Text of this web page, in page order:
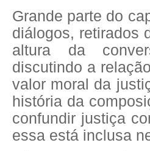
Grande parte do
diálogos, retirados
altura da
discutindo a
valor moral da
história da
confundir justiça
essa está inclusa